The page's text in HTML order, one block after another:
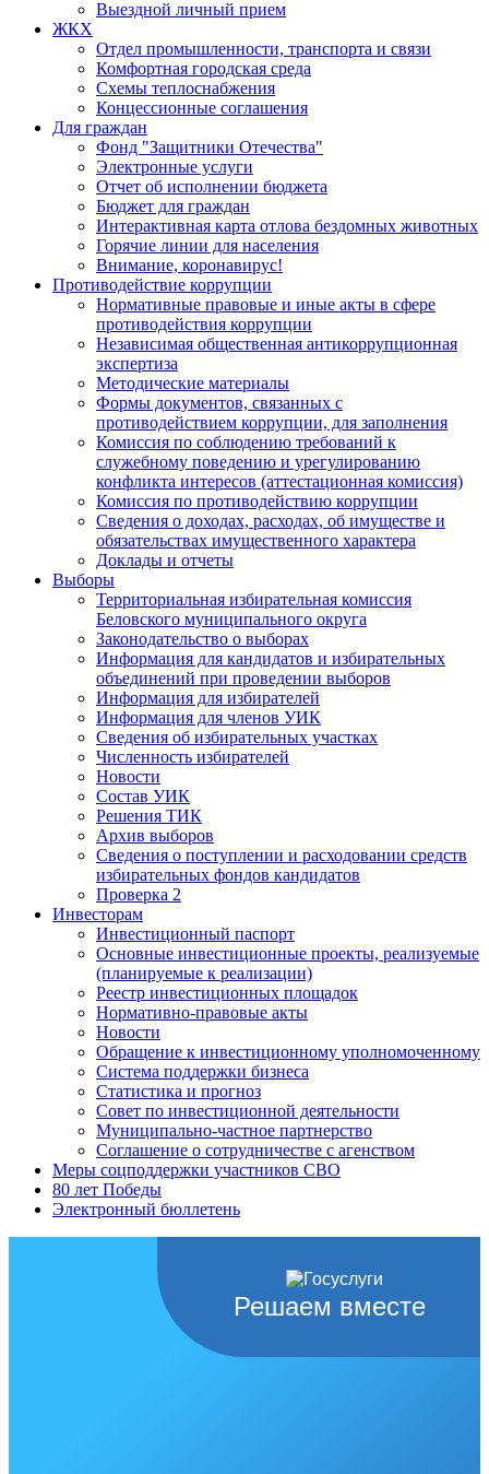
Выездной личный прием
ЖКХ
Отдел промышленности, транспорта и связи
Комфортная городская среда
Схемы теплоснабжения
Концессионные соглашения
Для граждан
Фонд "Защитники Отечества"
Электронные услуги
Отчет об исполнении бюджета
Бюджет для граждан
Интерактивная карта отлова бездомных животных
Горячие линии для населения
Внимание, коронавирус!
Противодействие коррупции
Нормативные правовые и иные акты в сфере
противодействия коррупции
Независимая общественная антикоррупционная
экспертиза
Методические материалы
Формы документов, связанных с
противодействием коррупции, для заполнения
Комиссия по соблюдению требований к
служебному поведению и урегулированию
конфликта интересов (аттестационная комиссия)
Комиссия по противодействию коррупции
Сведения о доходах, расходах, об имуществе и
обязательствах имущественного характера
Доклады и отчеты
Выборы
Территориальная избирательная комиссия
Беловского муниципального округа
Законодательство о выборах
Информация для кандидатов и избирательных
объединений при проведении выборов
Информация для избирателей
Информация для членов УИК
Сведения об избирательных участках
Численность избирателей
Новости
Состав УИК
Решения ТИК
Архив выборов
Сведения о поступлении и расходовании средств
избирательных фондов кандидатов
Проверка 2
Инвесторам
Инвестиционный паспорт
Основные инвестиционные проекты, реализуемые
(планируемые к реализации)
Реестр инвестиционных площадок
Нормативно-правовые акты
Новости
Обращение к инвестиционному уполномоченному
Система поддержки бизнеса
Статистика и прогноз
Совет по инвестиционной деятельности
Муниципально-частное партнерство
Соглашение о сотрудничестве с агенством
Меры соцподдержки участников СВО
80 лет Победы
Электронный бюллетень
Решаем вместе